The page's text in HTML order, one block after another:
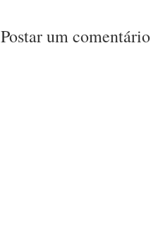
Postar um comentário